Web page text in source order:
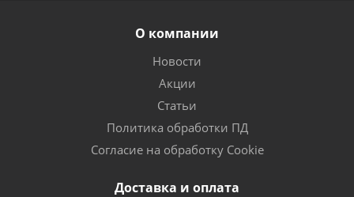
О компании
Новости
Акции
Статьи
Политика обработки ПД
Согласие на обработку Cookie
Доставка и оплата